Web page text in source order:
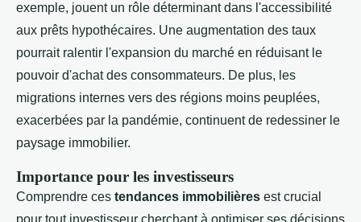
exemple, jouent un rôle déterminant dans l'accessibilité
aux prêts hypothécaires. Une augmentation des taux
pourrait ralentir l'expansion du marché en réduisant le
pouvoir d'achat des consommateurs. De plus, les
migrations internes vers des régions moins peuplées,
exacerbées par la pandémie, continuent de redessiner le
paysage immobilier.
Importance pour les investisseurs
Comprendre ces tendances immobilières est crucial